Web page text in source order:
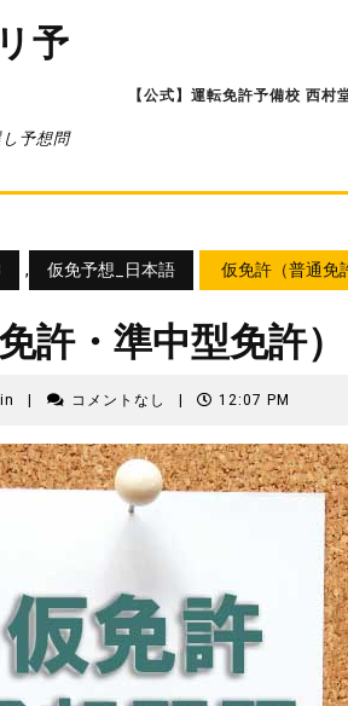
予
予想問
【公式】運転免許予備校 西村
, 仮免予想_日本語 仮免許（普通免
許・準中型免許）
admin
| コメントなし | 12:07 PM